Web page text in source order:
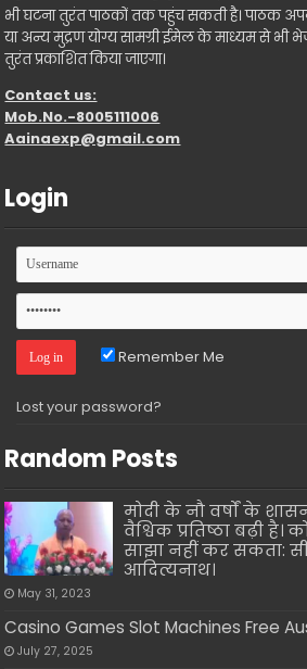
भी घटना तुरंत पाठकों तक पहुंच सकती है। पाठक
या अन्य मुद्रण योग्य सामग्री ईमेल के माध्यम से भी
तुरंत प्रकाशित किया जाएगा।
Contact us:
Mob.No.-8005111006
Aainaexp@gmail.com
Login
Remember Me
Lost your password?
Random Posts
मोदी के नौ वर्षों के
वैश्विक प्रतिष्ठा बढ़ी है।
साझा नहीं कर सकता:
आदित्यनाथ।
May 31, 2023
Casino Games Slot Machines Free
July 27, 2025